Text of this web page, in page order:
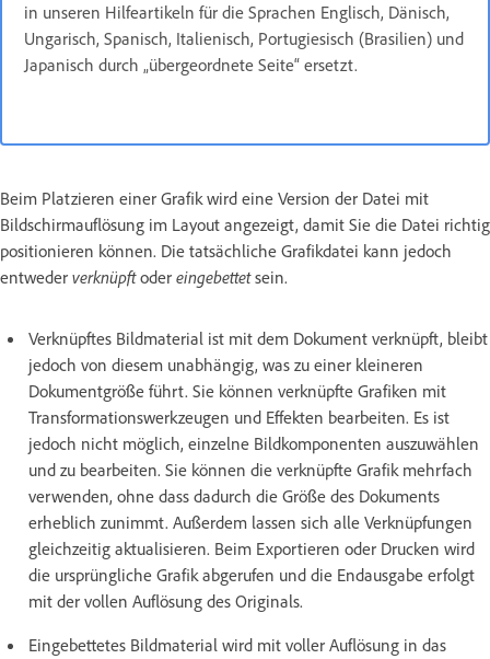
in unseren Hilfeartikeln für die Sprachen Englisch, Dänisch,
Ungarisch, Spanisch, Italienisch, Portugiesisch (Brasilien) und
Japanisch durch „übergeordnete Seite“ ersetzt.
Beim Platzieren einer Grafik wird eine Version der Datei mit
Bildschirmauflösung im Layout angezeigt, damit Sie die Datei richtig
positionieren können. Die tatsächliche Grafikdatei kann jedoch
entweder verknüpftoder eingebettetsein.
Verknüpftes Bildmaterial ist mit dem Dokument verknüpft, bleibt
jedoch von diesem unabhängig, was zu einer kleineren
Dokumentgröße führt. Sie können verknüpfte Grafiken mit
Transformationswerkzeugen und Effekten bearbeiten. Es ist
jedoch nicht möglich, einzelne Bildkomponenten auszuwählen
und zu bearbeiten. Sie können die verknüpfte Grafik mehrfach
verwenden, ohne dass dadurch die Größe des Dokuments
erheblich zunimmt. Außerdem lassen sich alle Verknüpfungen
gleichzeitig aktualisieren. Beim Exportieren oder Drucken wird
die ursprüngliche Grafik abgerufen und die Endausgabe erfolgt
mit der vollen Auflösung des Originals.
Eingebettetes Bildmaterial wird mit voller Auflösung in das